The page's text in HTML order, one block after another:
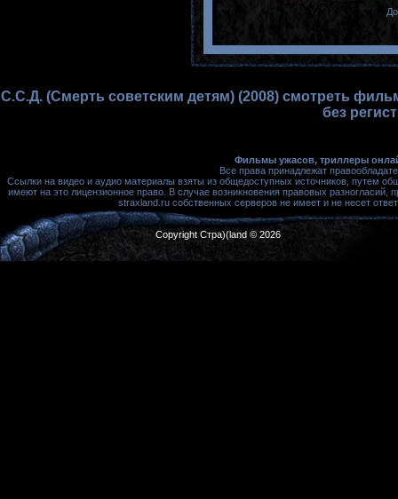
С.С.Д. (Смерть советским детям) (2008) смотреть
без
Фильмы ужасов, триллеры
Все права принадлежат
Ссылки на видео и аудио материалы взяты из общедоступных источников, путем
имеют на это лицензионное право. В случае возникновения правовых
straxland.ru собственных серверов не имеет и не несет
Copyright Стра)(land © 2026